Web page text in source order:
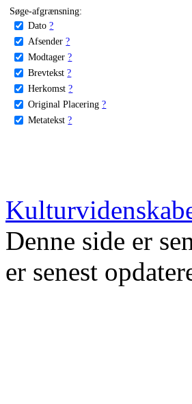
Søge-afgrænsning:
Dato ?
Afsender ?
Modtager ?
Brevtekst ?
Herkomst ?
Original Placering ?
Metatekst ?
Denne side er
er senest